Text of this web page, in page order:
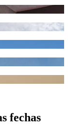
fechas